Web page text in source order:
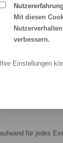
oder
, Dehnbarkeit und
optimal für Logos,
von hoher
für jedes
Nutzererfahrung
Mit diesen
verbessern.
Ihre Einstellungen